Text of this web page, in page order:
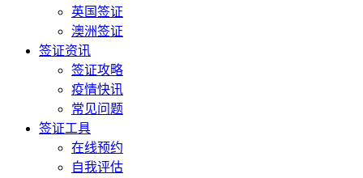
英国签证
澳洲签证
签证资讯
签证攻略
疫情快讯
常见问题
签证工具
在线预约
自我评估